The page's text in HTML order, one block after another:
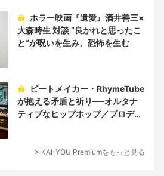
大森時生 対談 “良かれと思ったこ
と“が呪いを生み、恐怖を生む
が抱える矛盾と祈り──オルタナ
ティブなヒップホップ／プロデュ
> KAI-YOU Premiumをもっと見る